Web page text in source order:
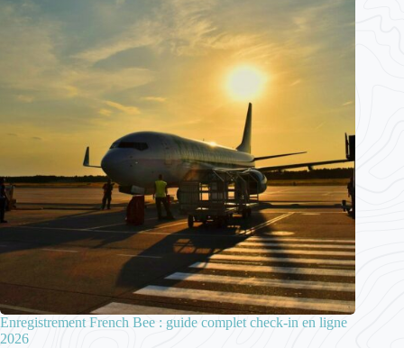
Enregistrement French Bee : guide complet check-in en ligne
2026